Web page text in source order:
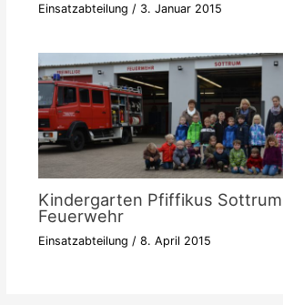
Einsatzabteilung / 3. Januar 2015
Kindergarten Pfiffikus
Feuerwehr
Einsatzabteilung / 8. April 2015